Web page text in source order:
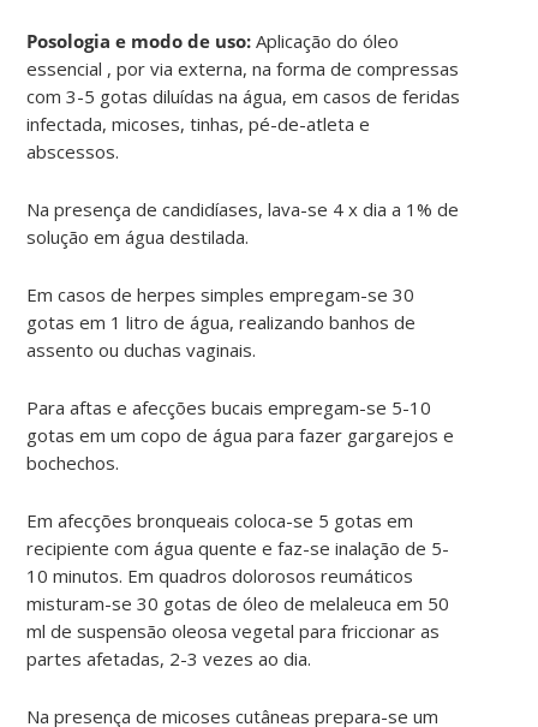
Posologia e modo de uso: Aplicação do óleo
essencial , por via externa, na forma de compressas
com 3-5 gotas diluídas na água, em casos de feridas
infectada, micoses, tinhas, pé-de-atleta e
abscessos.
Na presença de candidíases, lava-se 4 x dia a 1% de
solução em água destilada.
Em casos de herpes simples empregam-se 30
gotas em 1 litro de água, realizando banhos de
assento ou duchas vaginais.
Para aftas e afecções bucais empregam-se 5-10
gotas em um copo de água para fazer gargarejos e
bochechos.
Em afecções bronqueais coloca-se 5 gotas em
recipiente com água quente e faz-se inalação de 5-
10 minutos. Em quadros dolorosos reumáticos
misturam-se 30 gotas de óleo de melaleuca em 50
ml de suspensão oleosa vegetal para friccionar as
partes afetadas, 2-3 vezes ao dia.
Na presença de micoses cutâneas prepara-se um